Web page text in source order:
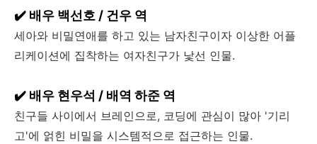
✔️ 배우 백선호 / 건우 역
세아와 비밀연애를 하고 있는 남자친구이자 이상한 어플
리케이션에 집착하는 여자친구가 낯선 인물.
✔️ 배우 현우석 / 배역 하준 역
친구들 사이에서 브레인으로, 코딩에 관심이 많아 '기리
고'에 얽힌 비밀을 시스템적으로 접근하는 인물.